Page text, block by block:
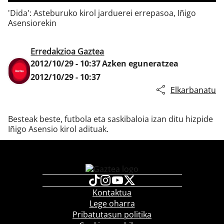
'Dida': Asteburuko kirol jarduerei errepasoa, Iñigo
Asensiorekin
Erredakzioa Gaztea
2012/10/29 - 10:37Azken eguneratzea
2012/10/29 - 10:37
Elkarbanatu
Besteak beste, futbola eta saskibaloia izan ditu hizpide
Iñigo Asensio kirol adituak.
Kontaktua
Lege oharra
Pribatutasun politika